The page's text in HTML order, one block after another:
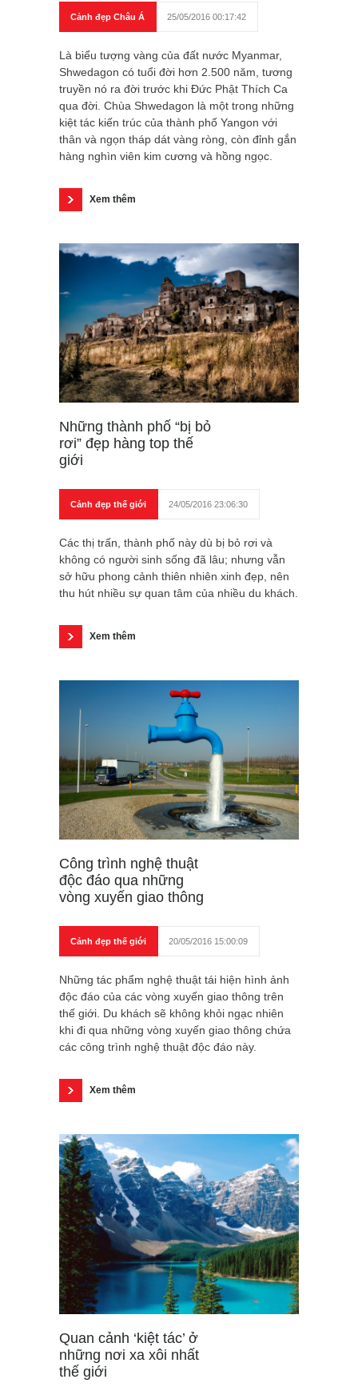
Cảnh đẹp Châu Á 25/05/2016 00:17:42
Là biểu tượng vàng của đất nước Myanmar,
Shwedagon có tuổi đời hơn 2.500 năm, tương
truyền nó ra đời trước khi Đức Phật Thích Ca
qua đời. Chùa Shwedagon là một trong những
kiệt tác kiến trúc của thành phố Yangon với
thân và ngọn tháp dát vàng ròng, còn đỉnh gắn
hàng nghìn viên kim cương và hồng ngọc.
Xem thêm
Những thành phố “bị bỏ
rơi” đẹp hàng top thế
giới
Cảnh đẹp thế giới 24/05/2016 23:06:30
Các thị trấn, thành phố này dù bị bỏ rơi và
không có người sinh sống đã lâu; nhưng vẫn
sở hữu phong cảnh thiên nhiên xinh đẹp, nên
thu hút nhiều sự quan tâm của nhiều du khách.
Xem thêm
Công trình nghệ thuật
độc đáo qua những
vòng xuyến giao thông
Cảnh đẹp thế giới 20/05/2016 15:00:09
Những tác phẩm nghệ thuật tái hiện hình ảnh
độc đáo của các vòng xuyến giao thông trên
thế giới. Du khách sẽ không khỏi ngạc nhiên
khi đi qua những vòng xuyến giao thông chứa
các công trình nghệ thuật độc đáo này.
Xem thêm
Quan cảnh ‘kiệt tác’ ở
những nơi xa xôi nhất
thế giới